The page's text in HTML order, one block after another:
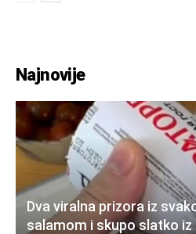
Najnovije
Dva viralna prizora iz
salamom i skupo slatko